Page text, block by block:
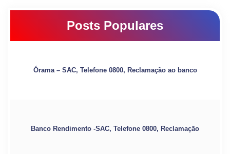
Posts Populares
Órama – SAC, Telefone 0800, Reclamação ao banco
Banco Rendimento -SAC, Telefone 0800, Reclamação